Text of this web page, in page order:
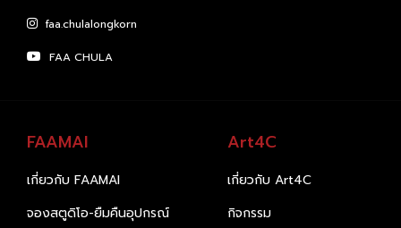
faa.chulalongkorn
FAA CHULA
FAAMAI
เกี่ยวกับ FAAMAI
จองสตูดิโอ-ยืมคืนอุปกรณ์
Art4C
เกี่ยวกับ Art4C
กิจกรรม